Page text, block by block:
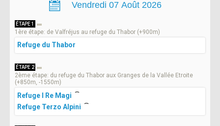
ÉTAPE 1
1ère étape: de Valfréjus au refuge du Thabor (+900m)
Refuge du Thabor
ÉTAPE 2
2ème étape: du refuge du Thabor aux Granges de la Vallée Etroite
(+850m, -1550m)
Refuge I Re Magi
Refuge Terzo Alpini